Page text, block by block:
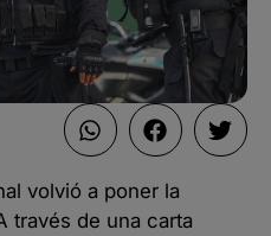
volvió a poner la
través de una carta